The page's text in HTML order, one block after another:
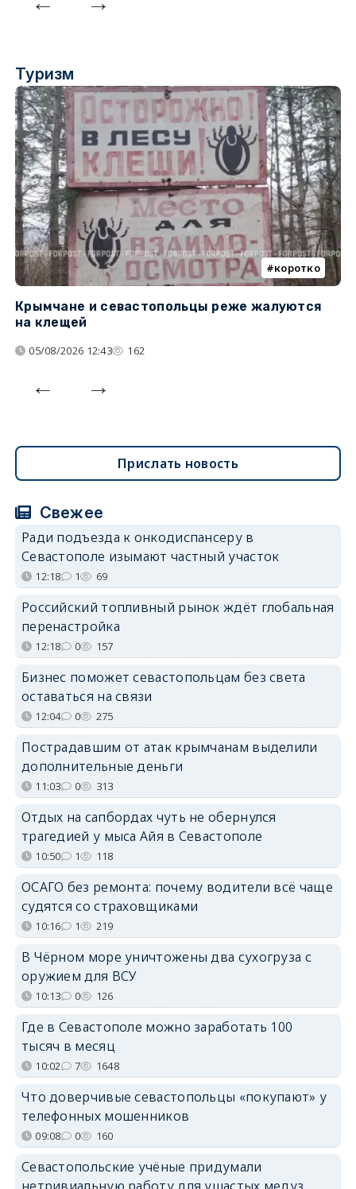
Туризм
коротко
Крымчане и севастопольцы реже жалуются
на клещей
05/08/2026 12:43 162
Прислать новость
Свежее
Ради подъезда к онкодиспансеру в
Севастополе изымают частный участок
12:18 1 69
Российский топливный рынок ждёт глобальная
перенастройка
12:18 0 157
Бизнес поможет севастопольцам без света
оставаться на связи
12:04 0 275
Пострадавшим от атак крымчанам выделили
дополнительные деньги
11:03 0 313
Отдых на сапбордах чуть не обернулся
трагедией у мыса Айя в Севастополе
10:50 1 118
ОСАГО без ремонта: почему водители всё чаще
судятся со страховщиками
10:16 1 219
В Чёрном море уничтожены два сухогруза с
оружием для ВСУ
10:13 0 126
Где в Севастополе можно заработать 100
тысяч в месяц
10:02 7 1648
Что доверчивые севастопольцы «покупают» у
телефонных мошенников
09:08 0 160
Севастопольские учёные придумали